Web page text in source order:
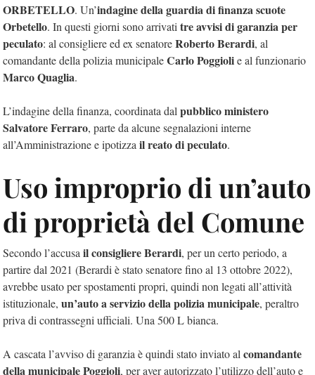
ORBETELLO. Un’indagine della guardia di finanza scuote
Orbetello. In questi giorni sono arrivati tre avvisi di garanzia per
peculato: al consigliere ed ex senatoreRoberto Berardi, al
comandante della polizia municipaleCarlo Poggiolie al funzionario
Marco Quaglia.
L’indagine della finanza, coordinata dal pubblico ministero
Salvatore Ferraro, parte da alcune segnalazioni interne
all’Amministrazione e ipotizza il reato di peculato.
Uso improprio di un’auto
di proprietà del Comune
Secondo l’accusa il consigliere Berardi, per un certo periodo, a
partire dal 2021 (Berardi è stato senatore fino al 13 ottobre 2022),
avrebbe usato per spostamenti propri, quindi non legati all’attività
istituzionale, un’auto a servizio della polizia municipale, peraltro
priva di contrassegni ufficiali. Una 500 L bianca.
A cascata l’avviso di garanzia è quindi stato inviato al comandante
della municipale Poggioli, per aver autorizzato l’utilizzo dell’auto e